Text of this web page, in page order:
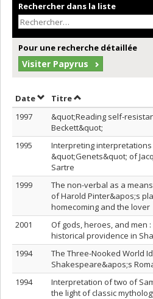
Rechercher dans la liste
Pour une recherche détaillée
Visiter Papyrus
DateTrier par date en ordre
TitreTrier par titre en
1997
&quot;Reading self-
Beckett&quot;
1995
Interpreting
&quot;Genets&quot; of
Sartre
1999
The non-verbal as a
of Harold Pinter&apos;s
homecoming and the lover
2001
Of gods, heroes, and men
historical providence in
1994
The Three-Nooked World
Shakespeare&apos;s
1994
Interpretation of two of
the light of classic